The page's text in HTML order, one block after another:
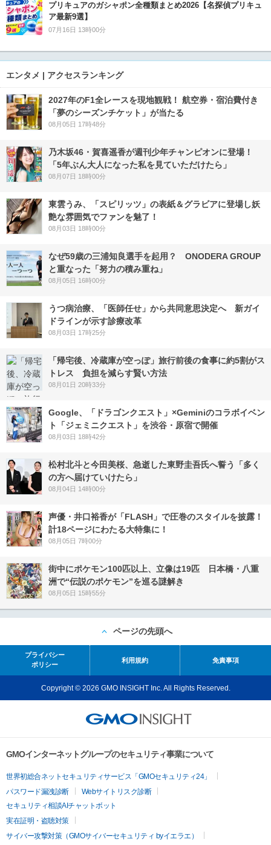
プリキュアのガシャポン全種類まとめ2026【名探偵プリキュ
ア最新9選】
07月16日 13時00分
エンタメ | アクセスランキング
2027年のF1全レースを現地観戦！ 航空券・宿泊費付き
「夢のシーズンチケット」が当たる
08月05日 17時48分
乃木坂46・賀喜遥香が週刊少年チャンピオンに登場！
「5年ぶん大人になった私を見ていただけたら」
08月07日 18時00分
東雲うみ、「スピリッツ」の表紙＆グラビアに登場し妖
艶な雰囲気でファンを魅了！
08月03日 18時00分
なぜ59歳の三浦知良選手を起用？ ONODERA GROUP
と重なった「努力の積み重ね」
08月05日 16時00分
うつ病治療、「医師任せ」から共同意思決定へ 新ガイ
ドラインが示す診療改革
08月03日 17時25分
「帰宅後、冷蔵庫が空っぽ」旅行前後の食事に約5割がス
トレス 負担を減らす賢い方法
08月01日 20時33分
Google、「ドラゴンクエスト」×Geminiのコラボイベン
ト「ジェミニクエスト」を渋谷・原宿で開催
08月03日 18時42分
松村北斗と今田美桜、急逝した東野圭吾氏へ誓う「多く
の方へ届けていけたら」
08月04日 14時00分
声優・井口裕香が「FLASH」で圧巻のスタイルを披露！
計18ページにわたる大特集に！
08月05日 7時00分
街中にポケモン100匹以上、立像は19匹 日本橋・八重
洲で“伝説のポケモン”を巡る謎解き
08月05日 15時55分
ページの先頭へ
プライバシー
ポリシー
利用規約 免責事項
Copyright © 2026 GMO INSIGHT Inc. All Rights Reserved.
GMOインターネットグループのセキュリティ事業について
世界初総合ネットセキュリティサービス「GMOセキュリティ24」
パスワード漏洩診断
Webサイトリスク診断
セキュリティ相談AIチャットボット
実在証明・盗聴対策
サイバー攻撃対策（GMOサイバーセキュリティ byイエラエ）